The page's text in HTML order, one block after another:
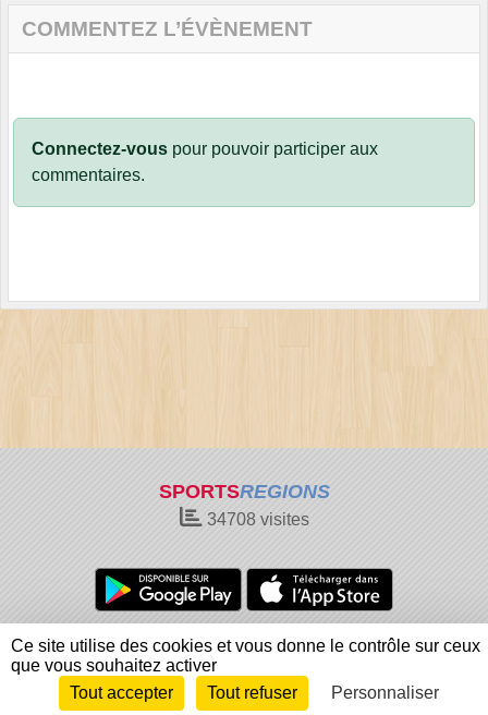
COMMENTEZ L’ÉVÈNEMENT
Connectez-vous pour pouvoir participer aux
commentaires.
SPORTSREGIONS
34708visites
Charte cookies
Gestion des cookies
Informations légales
Signaler un contenu inapproprié
Envie de participer ?
Connexion
Ce site utilise des cookies et vous donne le contrôle sur ceux
que vous souhaitez activer
Tout accepter
Tout refuser Personnaliser